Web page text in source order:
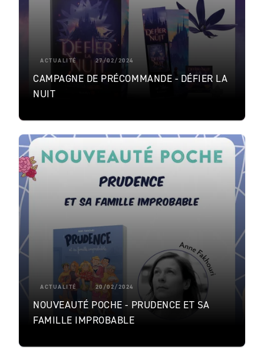
ACTUALITÉ 27/02/2024
CAMPAGNE DE PRÉCOMMANDE - DÉFIER LA
NUIT
ACTUALITÉ 20/02/2024
NOUVEAUTÉ POCHE - PRUDENCE ET SA
FAMILLE IMPROBABLE